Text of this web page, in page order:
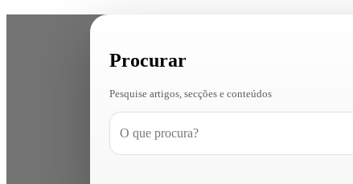
Procurar
Pesquise artigos, secções e conteúdos